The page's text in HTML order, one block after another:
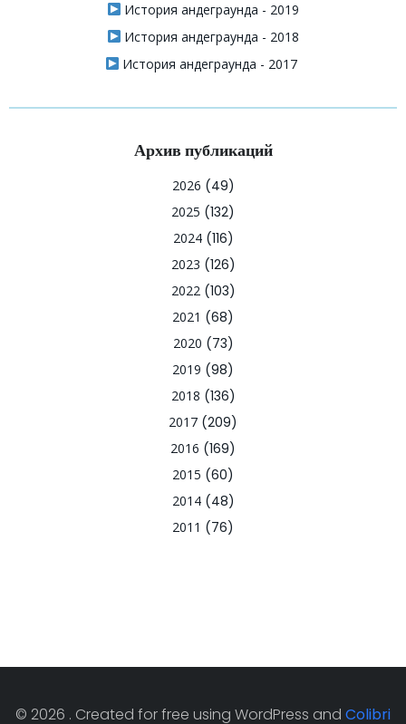
История андеграунда - 2019
История андеграунда - 2018
История андеграунда - 2017
Архив публикаций
2026 (49)
2025 (132)
2024(116)
2023 (126)
2022(103)
2021 (68)
2020 (73)
2019 (98)
2018 (136)
2017 (209)
2016 (169)
2015 (60)
2014(48)
2011 (76)
© 2026 . Created for free using WordPress and Colibri